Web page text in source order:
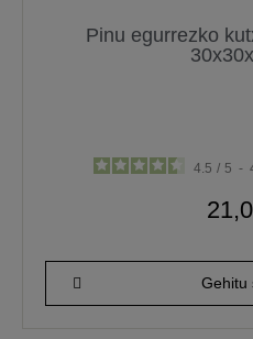
Pinu egurrezko
4.5 / 5 -
Gehitu